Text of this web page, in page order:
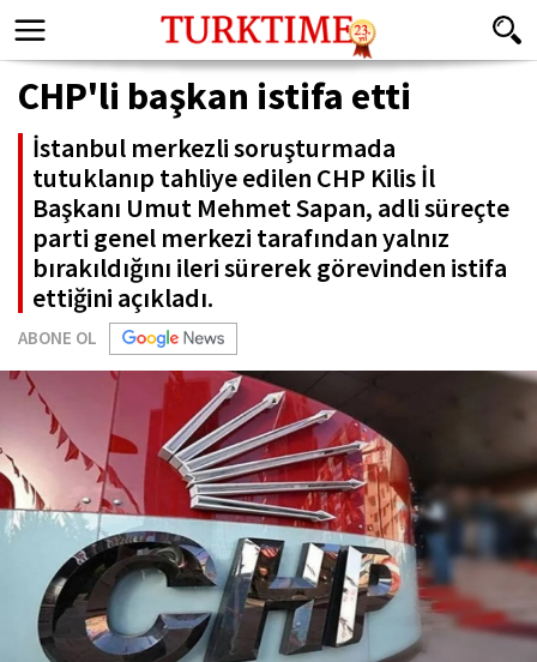
CHP'li başkan istifa etti
İstanbul merkezli soruşturmada
tutuklanıp tahliye edilen CHP Kilis İl
Başkanı Umut Mehmet Sapan, adli süreçte
parti genel merkezi tarafından yalnız
bırakıldığını ileri sürerek görevinden istifa
ettiğini açıkladı.
ABONE OL